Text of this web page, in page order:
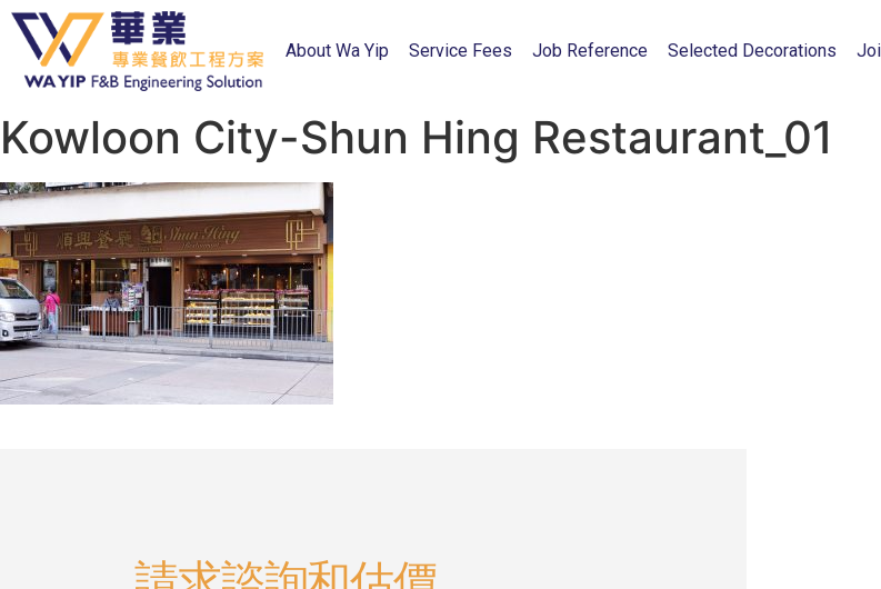
About Wa Yip Service Fees Job Reference Selected Decorations
Kowloon City-Shun Hing Restaurant_01